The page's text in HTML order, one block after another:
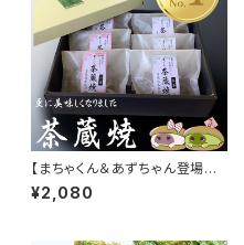
【まちゃくん＆あずちゃん登場記
念】茶蔵焼 6個詰合せ
¥2,080